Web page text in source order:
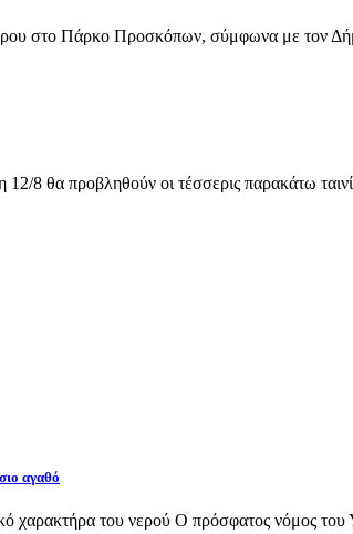
στο Πάρκο Προσκόπων, σύμφωνα με τον
8 θα προβληθούν οι τέσσερις παρακάτω
αγαθό
του νερού Ο πρόσφατος νόμος του